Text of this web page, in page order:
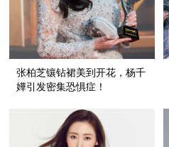
张柏芝镶钻裙美到开花，杨千
嬅引发密集恐惧症！